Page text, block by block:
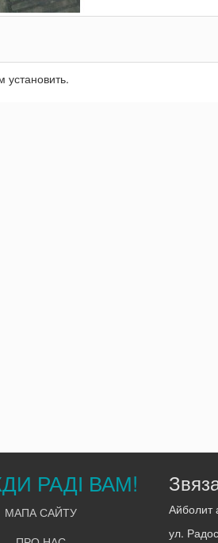
РАДІ ВАМ!
МАПА САЙТУ
Айболит
ул.